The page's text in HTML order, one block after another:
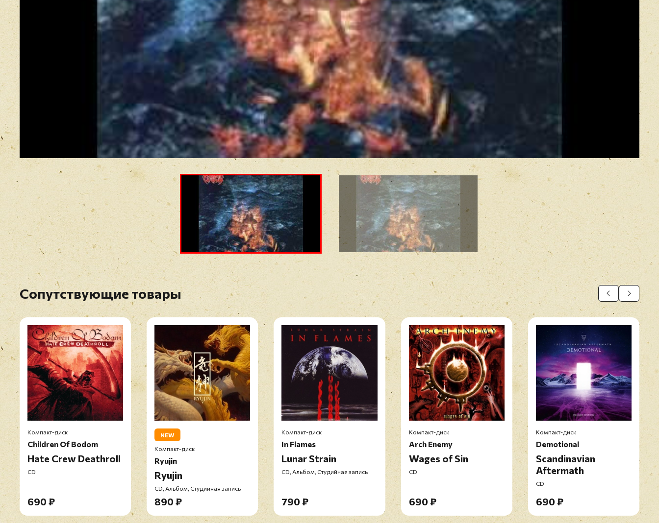
Сопутствующие товары
Компакт-диск
Children Of Bodom
Hate Crew Deathroll
CD
690 ₽
NEW
Компакт-диск
Ryujin
Ryujin
CD, Альбом, Студийная запись
890 ₽
Компакт-диск
In Flames
Lunar Strain
CD, Альбом, Студийная запись
790 ₽
Компакт-диск
Arch Enemy
Wages of Sin
CD
690 ₽
Компакт-диск
Demotional
Scandinavian
Aftermath
CD
690 ₽